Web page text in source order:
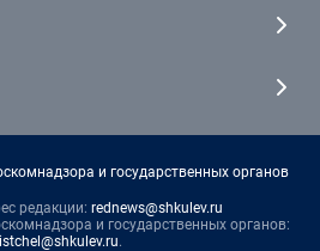
и государственных органов
редакции: rednews@shkulev.ru
и государственных органов:
.